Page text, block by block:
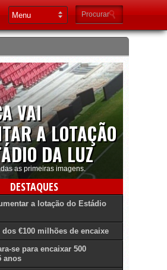
VAI
A LOTAÇÃO
DA LUZ
as primeiras imagens.
DESTAQUES
a lotação do Estádio
dos €100 milhões de encaixe
se para encaixar 500
anos